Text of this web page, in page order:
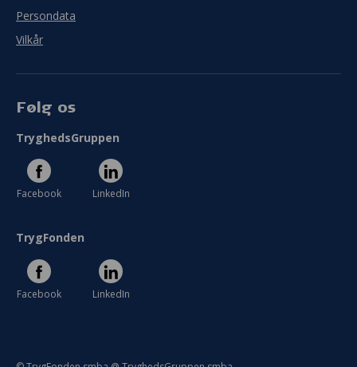
Persondata
Vilkår
Følg os
TryghedsGruppen
Facebook LinkedIn
TrygFonden
Facebook LinkedIn